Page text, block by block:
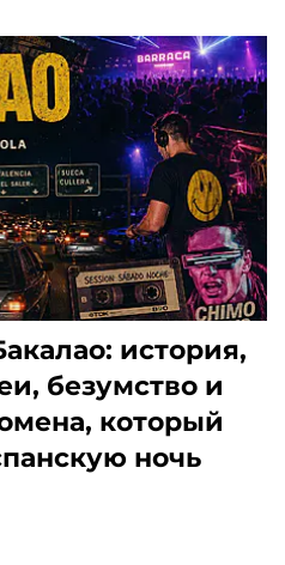
история,
безумство и
который
ночь